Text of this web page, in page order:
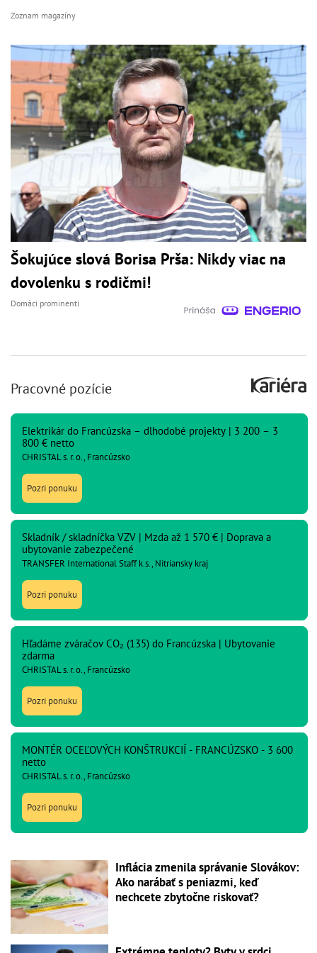
Zoznam magazíny
Šokujúce slová Borisa Prša: Nikdy viac na
dovolenku s rodičmi!
Domáci prominenti
Pracovné pozície
Elektrikár do Francúzska – dlhodobé projekty | 3 200 – 3
800 € netto
CHRISTAL s. r. o., Francúzsko
Pozri ponuku
Skladník / skladníčka VZV | Mzda až 1 570 € | Doprava a
ubytovanie zabezpečené
TRANSFER International Staff k.s., Nitriansky kraj
Pozri ponuku
Hľadáme zváračov CO₂ (135) do Francúzska | Ubytovanie
zdarma
CHRISTAL s. r. o., Francúzsko
Pozri ponuku
MONTÉR OCEĽOVÝCH KONŠTRUKCIÍ - FRANCÚZSKO - 3 600
netto
CHRISTAL s. r. o., Francúzsko
Pozri ponuku
Inflácia zmenila správanie Slovákov:
Ako narábať s peniazmi, keď
nechcete zbytočne riskovať?